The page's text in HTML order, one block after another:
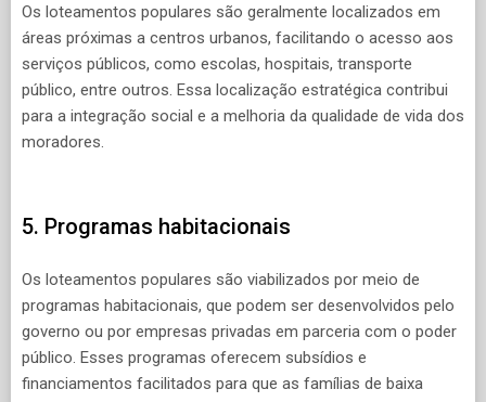
Os loteamentos populares são geralmente localizados em
áreas próximas a centros urbanos, facilitando o acesso aos
serviços públicos, como escolas, hospitais, transporte
público, entre outros. Essa localização estratégica contribui
para a integração social e a melhoria da qualidade de vida dos
moradores.
5. Programas habitacionais
Os loteamentos populares são viabilizados por meio de
programas habitacionais, que podem ser desenvolvidos pelo
governo ou por empresas privadas em parceria com o poder
público. Esses programas oferecem subsídios e
financiamentos facilitados para que as famílias de baixa